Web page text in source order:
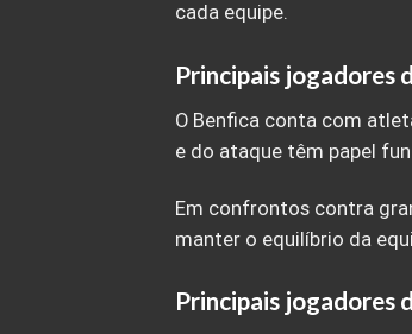
cada equipe.
Principais jogadores
O Benfica conta com
e do ataque têm papel
Em confrontos contra
manter o equilíbrio da
Principais jogadores